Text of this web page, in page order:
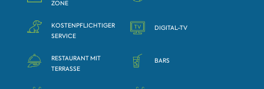
ZONE
KOSTENPFLICHTIGER
SERVICE
DIGITAL-TV
RESTAURANT MIT
TERRASSE
BARS